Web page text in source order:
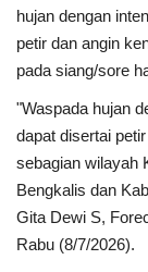
hujan dengan
petir dan angin
pada siang/sore
"Waspada hujan
dapat disertai
sebagian wilayah
Bengkalis dan
Gita Dewi S,
Rabu (8/7/2026).